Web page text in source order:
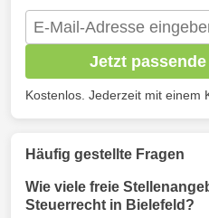
Jetzt
Kostenlos. Jederzeit mit einem
Häufig gestellte Fragen
Wie viele freie
Steuerrecht in Bielefeld?